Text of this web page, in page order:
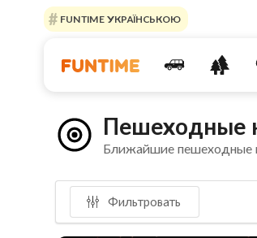
FUNTIME УКРАЇНСЬКОЮ
Пешеходные
Ближайшие пешеходные
Фильтровать